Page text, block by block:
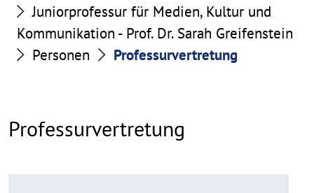
Juniorprofessur für Medien, Kultur und
Kommunikation - Prof. Dr. Sarah Greifenstein
Personen
Professurvertretung
Professurvertretung